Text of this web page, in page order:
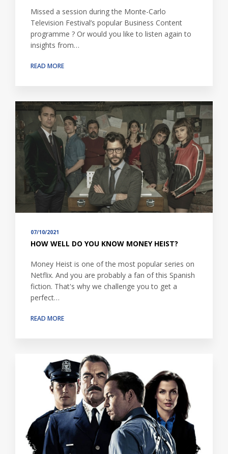
Missed a session during the Monte-Carlo
Television Festival’s popular Business Content
programme ? Or would you like to listen again to
insights from…
READ MORE
07/10/2021
HOW WELL DO YOU KNOW MONEY HEIST?
Money Heist is one of the most popular series on
Netflix. And you are probably a fan of this Spanish
fiction. That's why we challenge you to get a
perfect…
READ MORE